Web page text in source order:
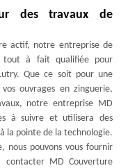
des travaux de
actif, notre entreprise de
tout à fait qualifiée pour
Que ce soit pour une
ouvrages en zinguerie,
notre entreprise MD
à suivre et utilisera des
la pointe de la technologie.
nous pouvons vous fournir
contacter MD Couverture